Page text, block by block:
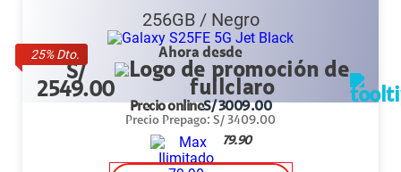
25% Dto.
256GB/ Negro
Ahora desde
S/
2549.00
Precio onlineS/3009.00
Precio Prepago: S/ 3409.00
79.90